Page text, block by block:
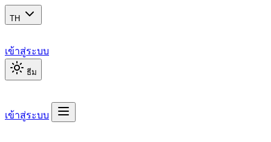
TH
เข้าสู่ระบบ
ธีม
เข้าสู่ระบบ